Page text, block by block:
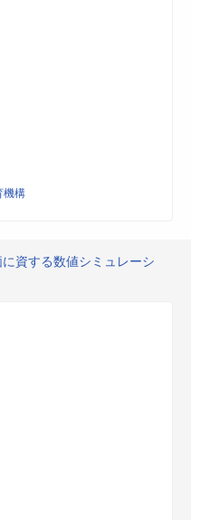
機構
資する数値シミュレーシ